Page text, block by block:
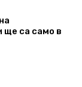
ще са само в